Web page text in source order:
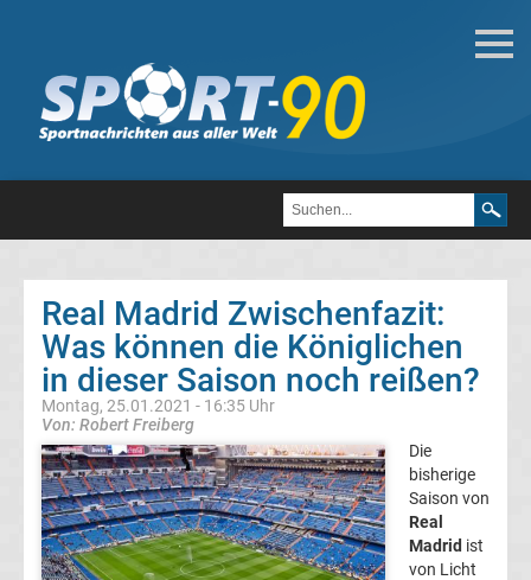
Fußball
Bundesliga
3.
Liga
DFB-
Pokal
Champions
Real Madrid Zwischenfazit:
Was können die Königlichen
in dieser Saison noch reißen?
Montag, 25.01.2021 - 16:35 Uhr
Von: Robert Freiberg
Die
bisherige
Saison von
Real
Madrid ist
von Licht